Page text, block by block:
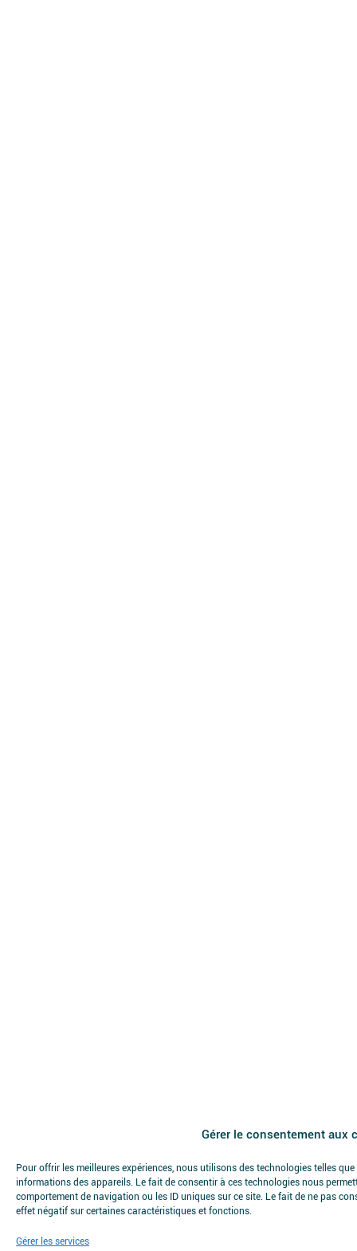
Gérer le consentement aux
Pour offrir les meilleures expériences, nous utilisons des technologies telles
informations des appareils. Le fait de consentir à ces technologies nous
comportement de navigation ou les ID uniques sur ce site. Le fait de ne pas
effet négatif sur certaines caractéristiques et fonctions.
Gérer les services